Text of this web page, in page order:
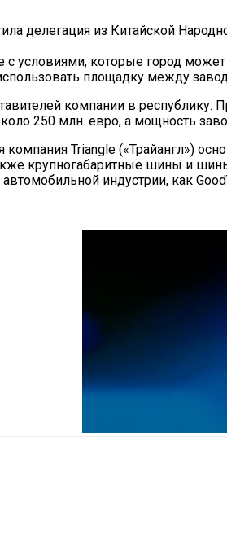
делегация из Китайской
с условиями, которые город
использовать площадку между
компании в республику.
250 млн. евро, а мощность
компания Triangle («Трайангл»)
крупногабаритные шины и
индустрии, как